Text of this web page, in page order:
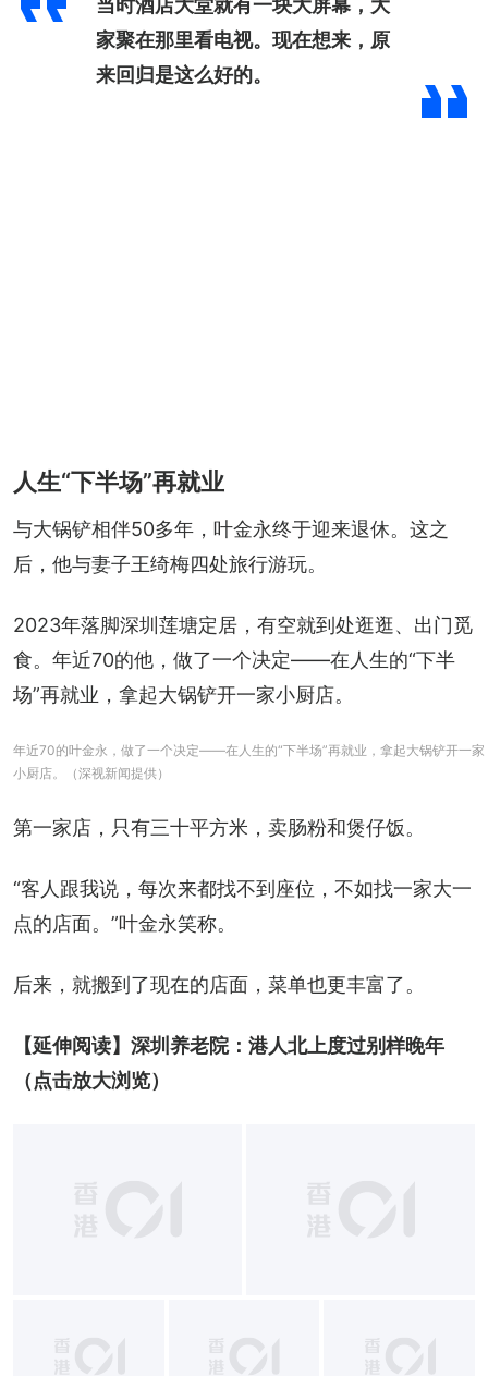
当时酒店大堂就有一块大屏幕，大
家聚在那里看电视。现在想来，原
来回归是这么好的。
人生“下半场”再就业
与大锅铲相伴50多年，叶金永终于迎来退休。这之
后，他与妻子王绮梅四处旅行游玩。
2023年落脚深圳莲塘定居，有空就到处逛逛、出门觅
食。年近70的他，做了一个决定——在人生的“下半
场”再就业，拿起大锅铲开一家小厨店。
年近70的叶金永，做了一个决定——在人生的“下半场”再就业，拿起大锅铲开一家
小厨店。（深视新闻提供）
第一家店，只有三十平方米，卖肠粉和煲仔饭。
“客人跟我说，每次来都找不到座位，不如找一家大一
点的店面。”叶金永笑称。
后来，就搬到了现在的店面，菜单也更丰富了。
【延伸阅读】 深圳养老院：港人北上度过别样晚年
（点击放大浏览）